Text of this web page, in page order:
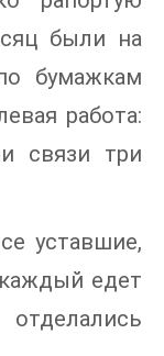
были на
бумажкам
работа:
связи три
уставшие,
едет